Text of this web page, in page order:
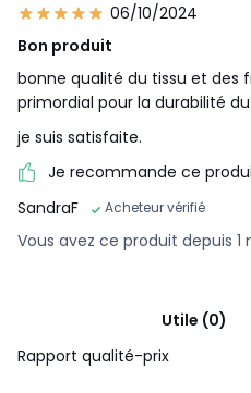
06/10/2024
Bon produit
bonne qualité du tissu et des
primordial pour la durabilité
je suis satisfaite.
Je recommande ce
SandraF
Acheteur vérifié
Vous avez ce produit depuis 1
Utile (0)
Rapport qualité-prix